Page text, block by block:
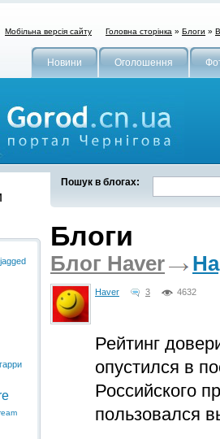
Мобільна версія сайту Головна сторінка » Блоги »
Новини Оголошення
Пошук в блогах:
Блоги
Блог Haver
Haver 3 4632
Рейтинг
опустился в
Российского
пользовался
jagged
гарри